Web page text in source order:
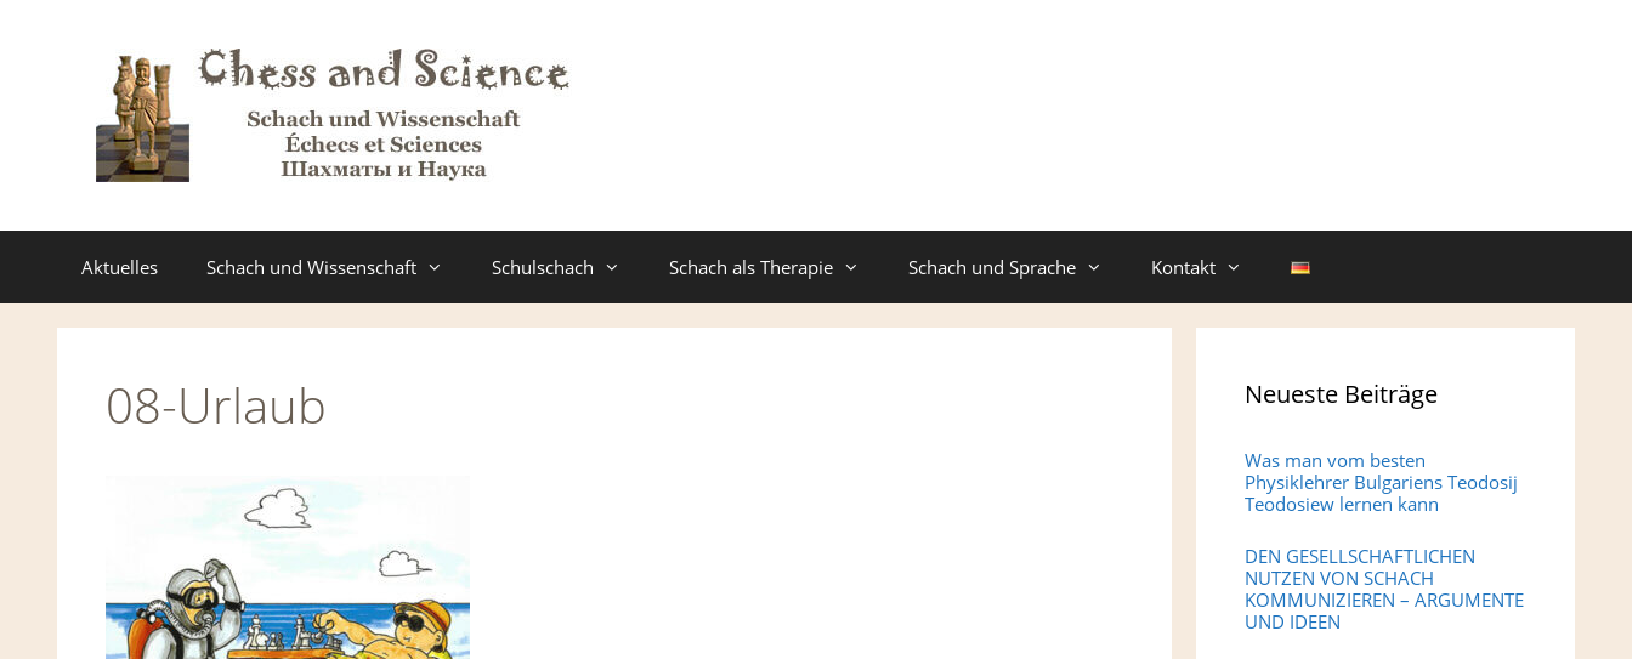
Aktuelles Schach und Wissenschaft Schulschach Schach als Therapie Schach und Sprache Kontakt
08-Urlaub Neueste Beiträge
Was man vom besten
Physiklehrer Bulgariens Teodosij
Teodosiew lernen kann
DEN GESELLSCHAFTLICHEN
NUTZEN VON SCHACH
KOMMUNIZIEREN – ARGUMENTE
UND IDEEN